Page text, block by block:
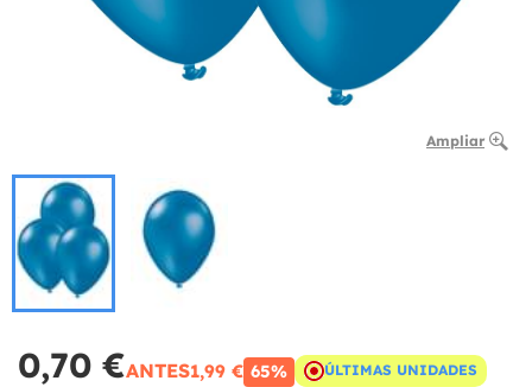
Ampliar
0,70 €ANTES1,99 € 65% ÚLTIMAS UNIDADES